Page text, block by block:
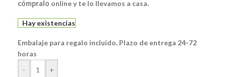
cómpralo online y te lo llevamos a casa.
Hay existencias
Embalaje para regalo incluido. Plazo de entrega 24-72
horas
-
+